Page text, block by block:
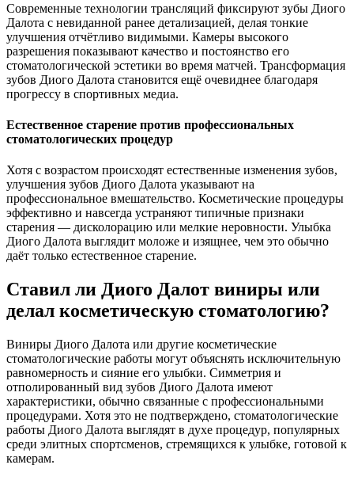
Современные технологии трансляций фиксируют зубы Диого
Далота с невиданной ранее детализацией, делая тонкие
улучшения отчётливо видимыми. Камеры высокого
разрешения показывают качество и постоянство его
стоматологической эстетики во время матчей. Трансформация
зубов Диого Далота становится ещё очевиднее благодаря
прогрессу в спортивных медиа.
Естественное старение против профессиональных
стоматологических процедур
Хотя с возрастом происходят естественные изменения зубов,
улучшения зубов Диого Далота указывают на
профессиональное вмешательство. Косметические процедуры
эффективно и навсегда устраняют типичные признаки
старения — дисколорацию или мелкие неровности. Улыбка
Диого Далота выглядит моложе и изящнее, чем это обычно
даёт только естественное старение.
Ставил ли Диого Далот виниры или
делал косметическую стоматологию?
Виниры Диого Далота или другие косметические
стоматологические работы могут объяснять исключительную
равномерность и сияние его улыбки. Симметрия и
отполированный вид зубов Диого Далота имеют
характеристики, обычно связанные с профессиональными
процедурами. Хотя это не подтверждено, стоматологические
работы Диого Далота выглядят в духе процедур, популярных
среди элитных спортсменов, стремящихся к улыбке, готовой к
камерам.